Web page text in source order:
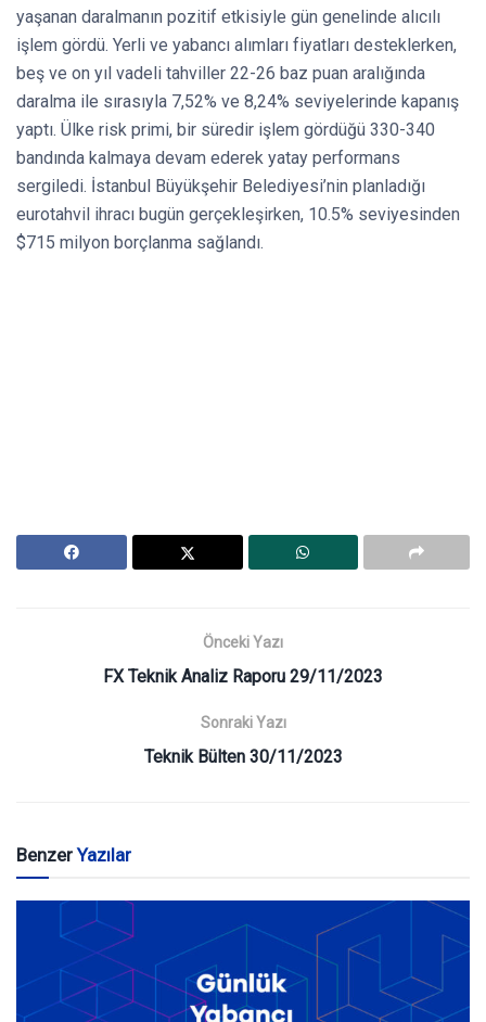
yaşanan daralmanın pozitif etkisiyle gün genelinde alıcılı
işlem gördü. Yerli ve yabancı alımları fiyatları desteklerken,
beş ve on yıl vadeli tahviller 22-26 baz puan aralığında
daralma ile sırasıyla 7,52% ve 8,24% seviyelerinde kapanış
yaptı. Ülke risk primi, bir süredir işlem gördüğü 330-340
bandında kalmaya devam ederek yatay performans
sergiledi. İstanbul Büyükşehir Belediyesi’nin planladığı
eurotahvil ihracı bugün gerçekleşirken, 10.5% seviyesinden
$715 milyon borçlanma sağlandı.
Önceki Yazı
FX Teknik Analiz Raporu 29/11/2023
Sonraki Yazı
Teknik Bülten 30/11/2023
BenzerYazılar